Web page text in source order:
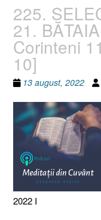
225.
21.
Corinteni
10]
13 august, 2022
2022 I